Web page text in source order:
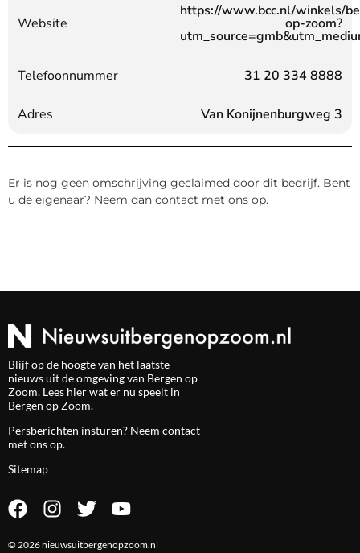
Website
https://www.bcc.nl/winkels/
op-zoom?
Telefoonnummer 31 20 334 8888
Adres Van Konijnenburgweg 3
Er is nog geen omschrijving geclaimed door dit bedrijf. Bent
u de eigenaar? Neem dan contact met ons op.
Blijf op de hoogte van het laatste
nieuws uit de omgeving van Bergen op
Zoom. Lees hier wat er nu speelt in
Bergen op Zoom.
Persberichten insturen? Neem contact
met ons op.
Sitemap
© 2026 nieuwsuitbergenopzoom.nl